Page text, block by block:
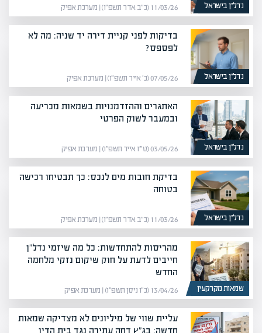
נדל”ן בישראל 11/03/26 (כ״ב אדר תשפ״ו) | מערכת אפיק
נדל”ן בישראל
בדיקות לפני קניית דירה יד שניה: מה לא
לפספס?
07/05/26 (כ׳ אייר תשפ״ו) | מערכת אפיק
נדל”ן בישראל
האתגרים וההזדמנויות בשמאות מכריעה
ובמעבר לשוק הפרטי
03/05/26 (ט״ז אייר תשפ״ו) | מערכת אפיק
נדל”ן בישראל
בדיקת חובות מים לנכס: כך תבטיחו רכישה
בטוחה
11/03/26 (כ״ב אדר תשפ״ו) | מערכת אפיק
שמאות מקרקעין
מהריסות להתחדשות: כל מה שיזמי נדל"ן
חייבים לדעת על חוק שיקום נזקי מלחמה
החדש
13/04/26 (כ״ו ניסן תשפ״ו) | מערכת אפיק
עליית שווי של מיליונים לא מצדיקה שמאות
חדשה: בג"ץ דחה עתירה נגד בית הדין